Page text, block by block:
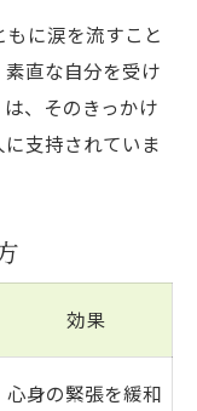
に涙を流すこと
直な自分を受け
、そのきっかけ
支持されていま
効果
心身の緊張を緩和